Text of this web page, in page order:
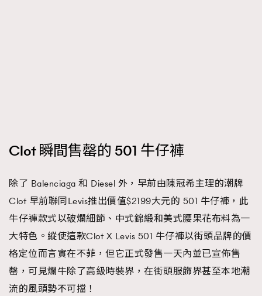
Clot 瞬間售罄的 501 牛仔褲
除了 Balenciaga 和 Diesel 外，早前由陳冠希主理的潮牌
Clot 早前聯同Levis推出價值$2199大元的 501 牛仔褲，此
牛仔褲款式以破爛細節、中式錦緞和美式腰果花布料為一
大特色。縱使這款Clot X Levis 501 牛仔褲以街頭品牌的價
格定位而言實在不菲，但它正式發售一天內並已宣佈售
罄，可見爛牛除了高級時裝界，在街頭服飾界甚至本地潮
流的風頭勢不可擋！